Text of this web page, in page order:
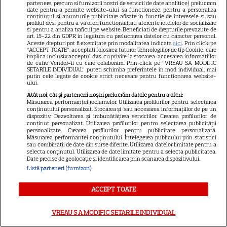
NUMĂRUL CURENT
ABONEAZA-TE LA REVISTĂ
Libertatea
Libertatea pentru femei
GSP
Știri mondene
Avantaje
Elle
Unica
partenere, precum si furnizorii nostri de servicii de date analitice) prelucram
date pentru a permite website-ului sa functioneze, pentru a personaliza
continutul si anunturile publicitare afisate in functie de interesele si/sau
profilul dvs., pentru a va oferi functionalitati aferente retelelor de socializare
si pentru a analiza traficul pe website. Beneficiati de drepturile prevazute de
art. 15-22 din GDPR in legatura cu prelucrarea datelor cu caracter personal.
Aceste drepturi pot fi exercitate prin modalitatea indicataaici. Prin click pe
“ACCEPT TOATE”, acceptati folosirea tuturor Tehnologiilor de tip Cookie, care
implica inclusiv acceptul dvs. cu privire la stocarea/accesarea informatiilor
de catre Vendor-ii cu care colaboram. Prin click pe “VREAU SA MODIFIC
SETARILE INDIVIDUAL” puteti schimba preferintele in mod individual, mai
putin cele legate de cookie strict necesare pentru functionarea website-
ului.
Atât noi, cât și partenerii noștri prelucrăm datele pentru a oferi:
Măsurarea performanței reclamelor. Utilizarea profilurilor pentru selectarea
conținutului personalizat. Stocarea și/sau accesarea informațiilor de pe un
dispozitiv. Dezvoltarea și îmbunătățirea serviciilor. Crearea profilurilor de
conținut personalizat. Utilizarea profilurilor pentru selectarea publicității
personalizate. Crearea profilurilor pentru publicitate personalizată.
Măsurarea performanței conținutului. Înțelegerea publicului prin statistici
sau combinații de date din surse diferite. Utilizarea datelor limitate pentru a
selecta conținutul. Utilizarea de date limitate pentru a selecta publicitatea.
Date precise de geolocație și identificarea prin scanarea dispozitivului.
Listă parteneri (furnizori)
ACCEPT TOATE
VREAU SA MODIFIC SETARILE INDIVIDUAL